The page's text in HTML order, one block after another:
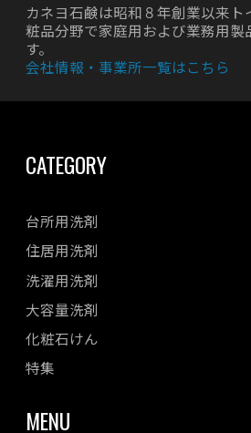
カネヨ石鹸は昭和８年創業以来
粧品分野で家庭用および業務用製
す。
会社情報・事業所一覧はこちら
CATEGORY
台所用洗剤
住居用洗剤
洗濯用洗剤
大容量洗剤
化粧石けん
特集
MENU